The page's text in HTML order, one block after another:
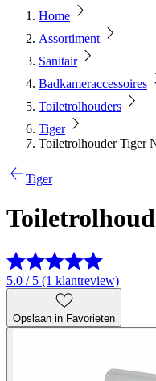
Home
Assortiment
Sanitair
Badkameraccessoires
Toiletrolhouders
Tiger
Toiletrolhouder Tiger
Tiger
5.0 / 5 (1 klantreview)
Opslaan in Favorieten